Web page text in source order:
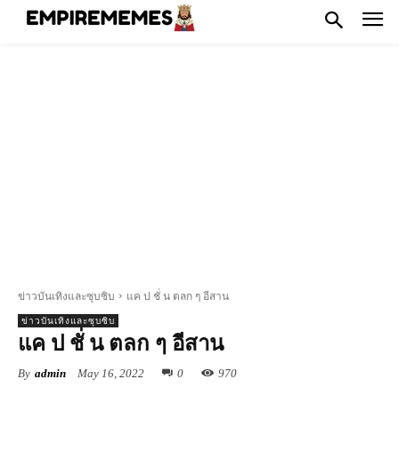
ข่าวบันเทิงและซุบซิบ แค ป ชั่ น ตลก ๆ อีสาน
ข่าวบันเทิงและซุบซิบ
แค ป ชั่ น ตลก ๆ อีสาน
By admin May 16, 2022 0 970